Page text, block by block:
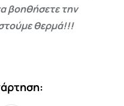
βοηθήσετε την
θερμά!!!